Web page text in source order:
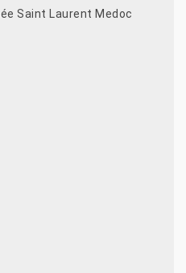
Saint Laurent Medoc